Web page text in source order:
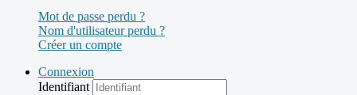
Mot de passe perdu ?
Nom d'utilisateur perdu ?
Créer un compte
Connexion
Identifiant